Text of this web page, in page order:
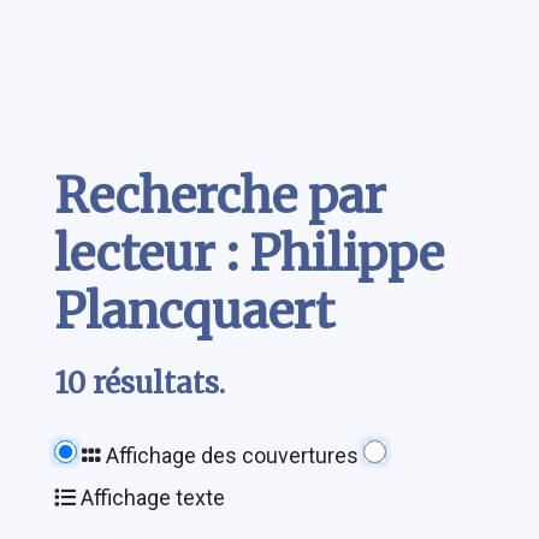
Recherche par
lecteur : Philippe
Plancquaert
10 résultats.
Affichage des couvertures
Affichage texte